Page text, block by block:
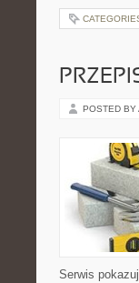
POSTED BY
Serwis